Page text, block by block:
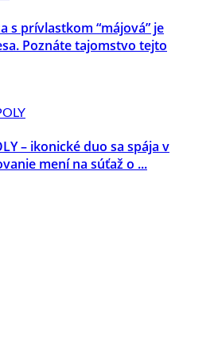
s prívlastkom “májová” je
Poznáte tajomstvo tejto
– ikonické duo sa spája v
mení na súťaž o ...